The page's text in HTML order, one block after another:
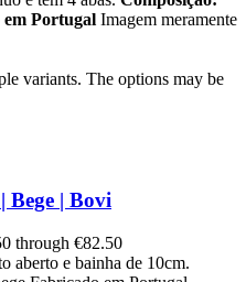
Portugal Imagem meramente
variants. The options may be
Bege | Bovi
through €82.50
aberto e bainha de 10cm.